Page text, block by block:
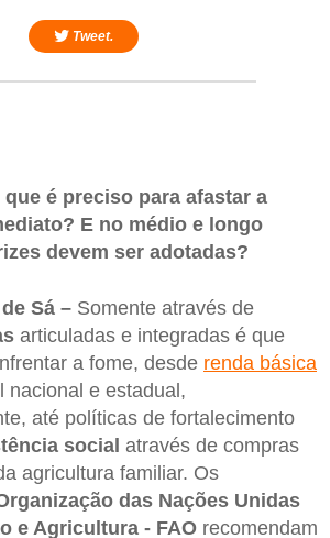
Tweet.
que é preciso para afastar a
E no médio e longo
devem ser adotadas?
Sá – Somente através de
articuladas e integradas é que
a fome, desde renda básica
nacional e estadual,
até políticas de fortalecimento
social através de compras
agricultura familiar. Os
das Nações Unidas
e Agricultura - FAO recomendam